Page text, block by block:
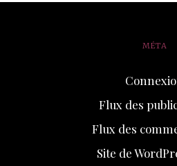
MÉTA
Flux des
Flux des
Site de